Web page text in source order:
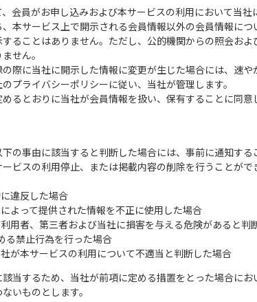
会員がお申し込みおよび本サービスの利用において当
本サービス上で開示される会員情報以外の会員情報に
ることはありません。ただし、公的機関からの照会お
せん。
際に当社に開示した情報に変更が生じた場合には、速や
プライバシーポリシーに従い、当社が管理します。
るとおりに当社が会員情報を扱い、保有することに同意
の事由に該当すると判断した場合には、事前に通知す
ビスの利用停止、または掲載内容の削除を行うことが
に違反した場合
によって提供された情報を不正に使用した場合
利用者、第三者および当社に損害を与える危険があると判
る禁止行為を行った場合
社が本サービスの利用について不適当と判断した場合
当するため、当社が前項に定める措置をとった場合に
いものとします。